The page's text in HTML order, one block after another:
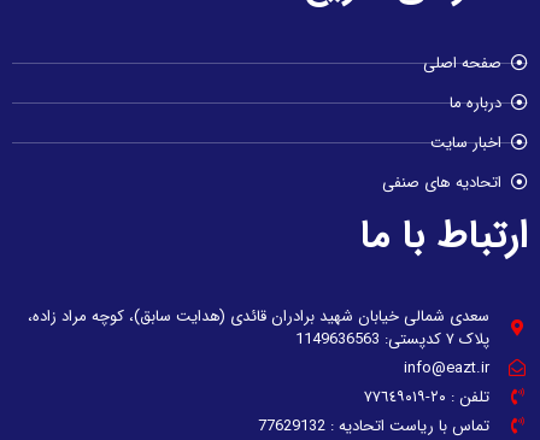
صفحه اصلی
درباره ما
اخبار سایت
اتحادیه های صنفی
ارتباط با ما
سعدی شمالی خیابان شهید برادران قائدی (هدایت سابق)، کوچه مراد زاده،
پلاک ۷ کدپستی: 1149636563
info@eazt.ir
تلفن : ٢٠-٧٧٦٤٩٠١٩
تماس با ریاست اتحادیه : 77629132